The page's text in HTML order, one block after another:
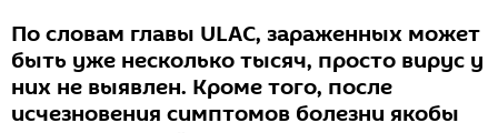
По словам главы ULAC, зараженных может
быть уже несколько тысяч, просто вирус у
них не выявлен. Кроме того, после
исчезновения симптомов болезни якобы